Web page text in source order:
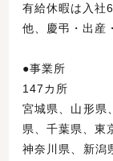
有給休暇は入社
他、慶弔・出産
●事業
147カ所
宮城県、山形県
県、千葉県、東
神奈川県、新潟